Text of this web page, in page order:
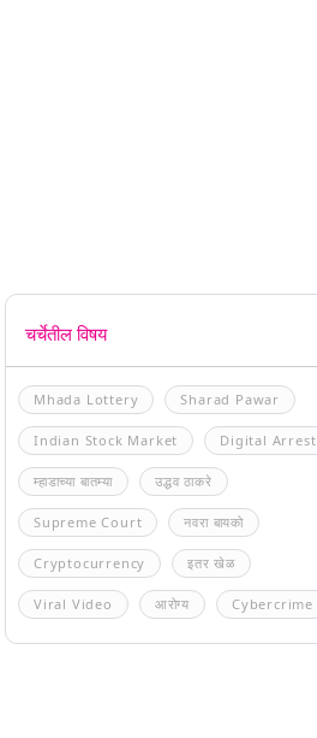
चर्चेतील विषय
Mhada Lottery Sharad Pawar
Indian Stock Market Digital Arrest
म्हाडाच्या बातम्या उद्धव ठाकरे
Supreme Court नवरा बायको
Cryptocurrency इतर खेळ
Viral Video आरोग्य Cybercrime